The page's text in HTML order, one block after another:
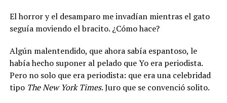
El horror y el desamparo me invadían mientras el gato
seguía moviendo el bracito. ¿Cómo hace?
Algún malentendido, que ahora sabía espantoso, le
había hecho suponer al pelado que Yo era periodista.
Pero no solo que era periodista: que era una celebridad
tipo The New York Times. Juro que se convenció solito.